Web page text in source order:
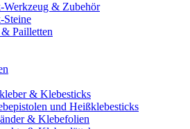
Werkzeug & Zubehör
Steine
Pailletten
& Klebesticks
und Heißklebesticks
& Klebefolien